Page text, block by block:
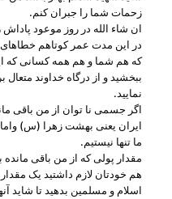
زحمات شما را جبران کنم.
ان شاء الله در روز موعود
در این مدت عمر کوتاهم
که هم شما و هم همه کسانی که
ببخشید و از درگاه خداوند
نمایید.
اگر جسمی نا توان از من باقی
ایران یعنی بهشت زهرا (س)
ما تنها نیستیم.
مقدار پولی که از من باقی
هم خودتان لازم داشتید یک مقدار
اسلام و مسلمین بدهید تا شاید